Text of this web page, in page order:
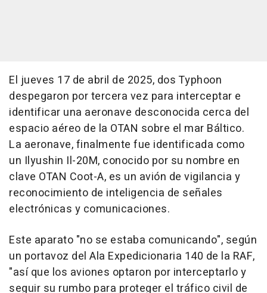
El jueves 17 de abril de 2025, dos Typhoon
despegaron por tercera vez para interceptar e
identificar una aeronave desconocida cerca del
espacio aéreo de la OTAN sobre el mar Báltico.
La aeronave, finalmente fue identificada como
un Ilyushin Il-20M, conocido por su nombre en
clave OTAN Coot-A, es un avión de vigilancia y
reconocimiento de inteligencia de señales
electrónicas y comunicaciones.
Este aparato "no se estaba comunicando", según
un portavoz del Ala Expedicionaria 140 de la RAF,
"así que los aviones optaron por interceptarlo y
seguir su rumbo para proteger el tráfico civil de